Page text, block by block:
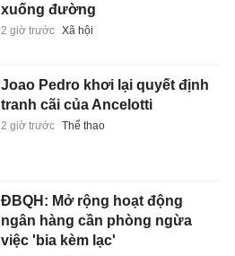
xuống đường
2 giờ trước Xã hội
Joao Pedro khơi lại quyết định
tranh cãi của Ancelotti
2 giờ trước Thể thao
ĐBQH: Mở rộng hoạt động
ngân hàng cần phòng ngừa
việc 'bia kèm lạc'